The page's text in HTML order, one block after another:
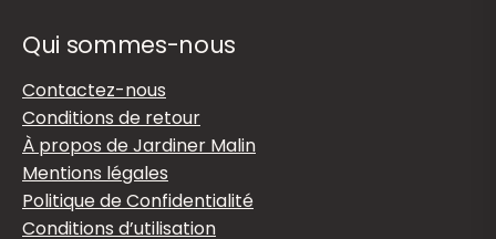
Qui sommes-nous
Contactez-nous
Conditions de retour
À propos de Jardiner Malin
Mentions légales
Politique de Confidentialité
Conditions d’utilisation